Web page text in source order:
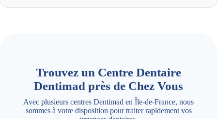
Trouvez un Centre Dentaire
Dentimad près de Chez Vous
Avec plusieurs centres Dentimad en Île-de-France, nous
sommes à votre disposition pour traiter rapidement vos